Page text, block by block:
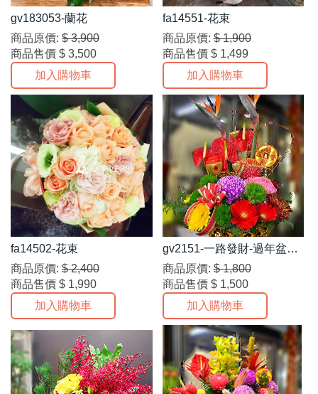
gv183053-蘭花
商品原價: $ 3,900
商品售價 $ 3,500
加入購物車
fa14551-花束
商品原價: $ 1,900
商品售價 $ 1,499
加入購物車
fa14502-花束
商品原價: $ 2,400
商品售價 $ 1,990
加入購物車
gv2151-一路發財-過年盆花
(開幕 喬遷 新居落成!)
商品原價: $ 1,800
商品售價 $ 1,500
加入購物車